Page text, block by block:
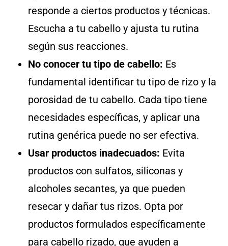
responde a ciertos productos y técnicas.
Escucha a tu cabello y ajusta tu rutina
según sus reacciones.
No conocer tu tipo de cabello: Es
fundamental identificar tu tipo de rizo y la
porosidad de tu cabello. Cada tipo tiene
necesidades específicas, y aplicar una
rutina genérica puede no ser efectiva.
Usar productos inadecuados: Evita
productos con sulfatos, siliconas y
alcoholes secantes, ya que pueden
resecar y dañar tus rizos. Opta por
productos formulados específicamente
para cabello rizado, que ayuden a